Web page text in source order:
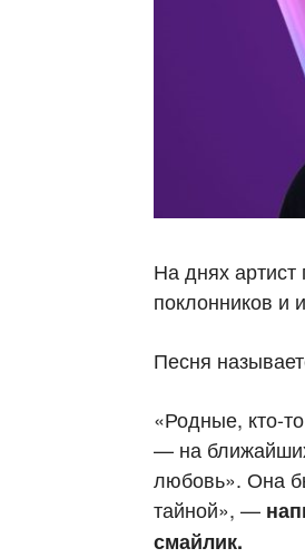
На днях
поклонников и
Песня
«Родные, кто-
— на
любовь». Она
тайной», —
смайлик.